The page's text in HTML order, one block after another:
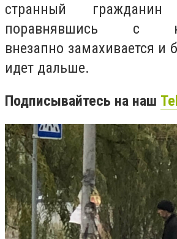
странный
поравнявшись с
внезапно замахивается и
идет дальше.
Подписывайтесь на наш